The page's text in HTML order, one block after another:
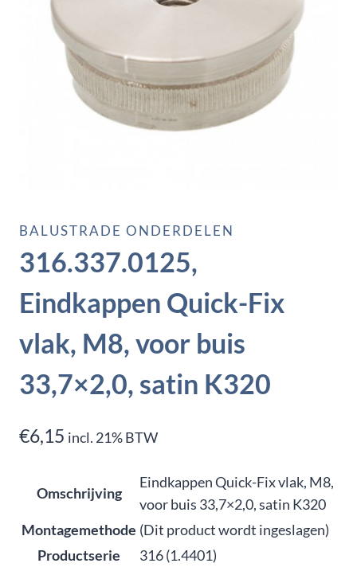
BALUSTRADE ONDERDELEN
316.337.0125,
Eindkappen Quick-Fix
vlak, M8, voor buis
33,7×2,0, satin K320
€6,15 incl. 21% BTW
Omschrijving
Eindkappen Quick-Fix vlak, M8,
voor buis 33,7×2,0, satin K320
Montagemethode (Dit product wordt ingeslagen)
Productserie
316 (1.4401)